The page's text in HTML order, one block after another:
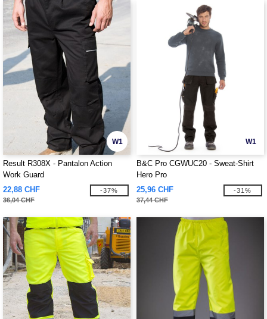
W1
Result R308X - Pantalon Action
Work Guard
22,88 CHF
36,04 CHF
-37%
W1
B&C Pro CGWUC20 - Sweat-Shirt
Hero Pro
25,96 CHF
37,44 CHF
-31%